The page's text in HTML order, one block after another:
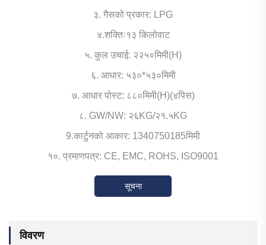
३. गैसको प्रकार: LPG
४.शक्तिः१३ किलोवाट
५. कुल उचाई: २२५०मिमी(H)
६. आधार: ५३०*५३०मिमी
७. आधार पोस्ट: ८८०मिमी(H)(४पिस)
८. GW/NW: २६KG/२१.५KG
9.कार्टुनको आकार: 1340750185मिमी
१०. प्रमाणपत्र: CE, EMC, ROHS, ISO9001
सूचना
विवरण